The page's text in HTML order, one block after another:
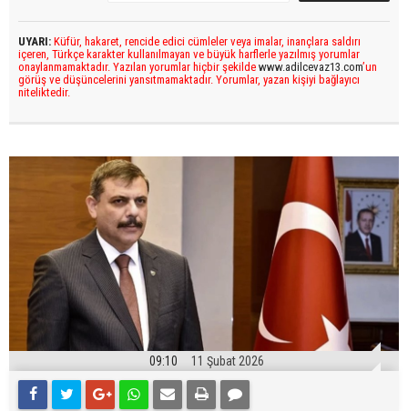
UYARI: Küfür, hakaret, rencide edici cümleler veya imalar, inançlara saldırı
içeren, Türkçe karakter kullanılmayan ve büyük harflerle yazılmış yorumlar
onaylanmamaktadır. Yazılan yorumlar hiçbir şekilde www.adilcevaz13.com’un
görüş ve düşüncelerini yansıtmamaktadır. Yorumlar, yazan kişiyi bağlayıcı
niteliktedir.
09:10 11 Şubat 2026